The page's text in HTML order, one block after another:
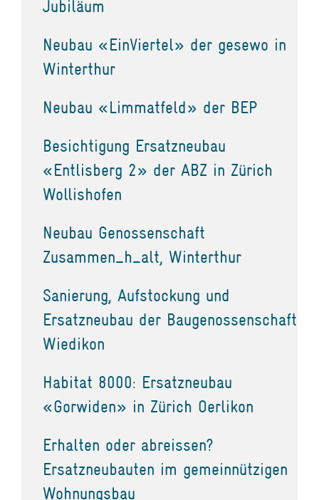
Jubiläum
Neubau «EinViertel» der gesewo in
Winterthur
Neubau «Limmatfeld» der BEP
Besichtigung Ersatzneubau
«Entlisberg 2» der ABZ in Zürich
Wollishofen
Neubau Genossenschaft
Zusammen_h_alt, Winterthur
Sanierung, Aufstockung und
Ersatzneubau der Baugenossenschaft
Wiedikon
Habitat 8000: Ersatzneubau
«Gorwiden» in Zürich Oerlikon
Erhalten oder abreissen?
Ersatzneubauten im gemeinnützigen
Wohnungsbau